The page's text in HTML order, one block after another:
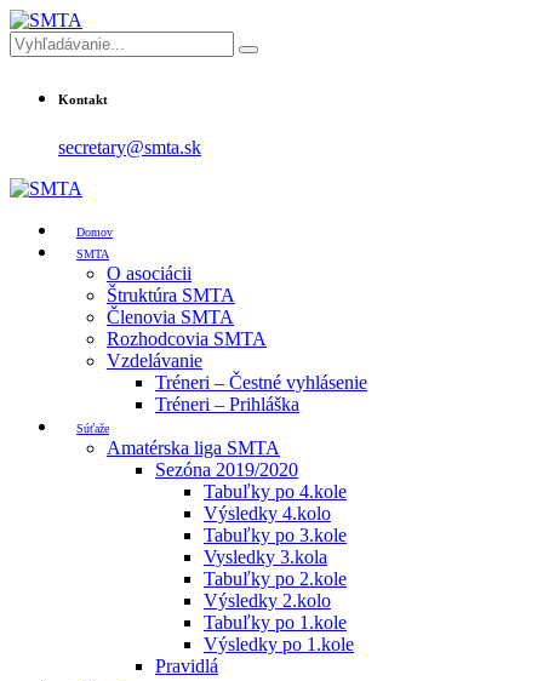
Kontakt
secretary@smta.sk
Domov
SMTA
O asociácii
Štruktúra SMTA
Členovia SMTA
Rozhodcovia SMTA
Vzdelávanie
Tréneri – Čestné vyhlásenie
Tréneri – Prihláška
Súťaže
Amatérska liga SMTA
Sezóna 2019/2020
Tabuľky po 4.kole
Výsledky 4.kolo
Tabuľky po 3.kole
Vysledky 3.kola
Tabuľky po 2.kole
Výsledky 2.kolo
Tabuľky po 1.kole
Výsledky po 1.kole
Pravidlá